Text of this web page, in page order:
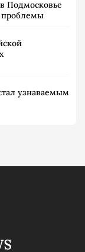
Подмосковье
проблемы
узнаваемым